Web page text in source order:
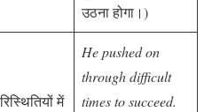
उठना होगा।)
में
He pushed on
through difficult
times to succeed.